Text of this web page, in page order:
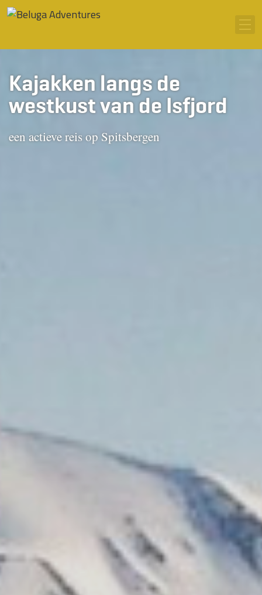
Ga naar inhoud
Kajakken langs de
westkust van de Isfjord
een actieve reis op Spitsbergen